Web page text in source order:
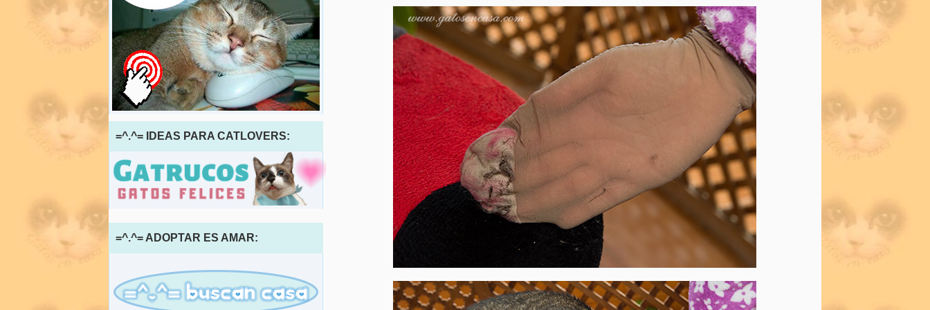
=^.^= IDEAS PARA CATLOVERS:
=^.^= ADOPTAR ES AMAR: